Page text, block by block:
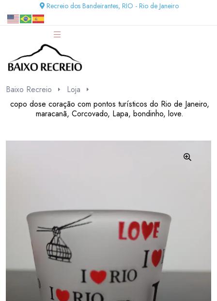
Recreio dos Bandeirantes, RIO - Rio de Janeiro
Baixo Recreio
Loja
copo dose coração com pontos turísticos do Rio de Janeiro,
maracanã, Corcovado, Lapa, bondinho, love.